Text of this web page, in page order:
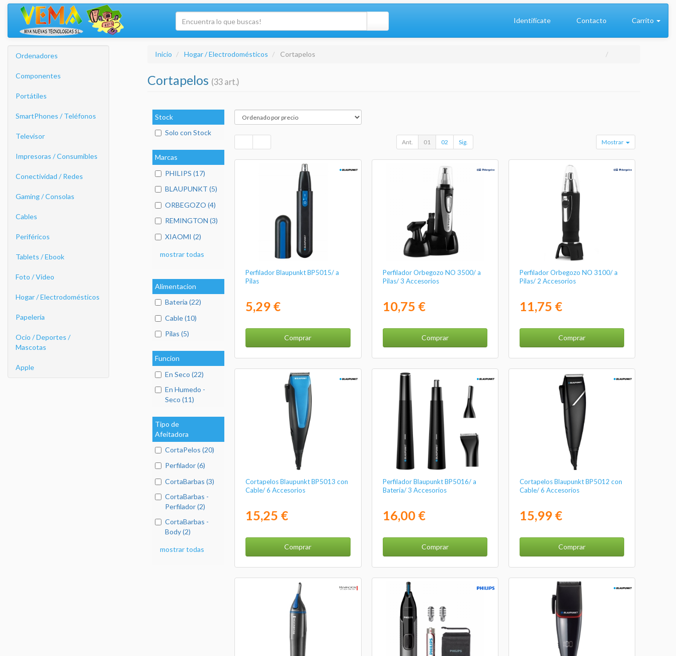
Identifícate Contacto Carrito
Ordenadores
Componentes
Portátiles
SmartPhones / Teléfonos
Televisor
Impresoras / Consumibles
Conectividad / Redes
Gaming / Consolas
Cables
Periféricos
Tablets / Ebook
Foto / Video
Hogar / Electrodomésticos
Papelería
Ocio / Deportes /
Mascotas
Apple
Inicio Hogar / Electrodomésticos Cortapelos
Cortapelos (33 art.)
Stock
Solo con Stock
Marcas
PHILIPS (17)
BLAUPUNKT (5)
ORBEGOZO (4)
REMINGTON (3)
XIAOMI (2)
mostrar todas
Alimentacion
Bateria (22)
Cable (10)
Pilas (5)
Funcion
En Seco (22)
En Humedo -
Seco (11)
Tipo de
Afeitadora
CortaPelos (20)
Perfilador (6)
CortaBarbas (3)
CortaBarbas -
Perfilador (2)
CortaBarbas -
Body (2)
mostrar todas
Ant. 01 02 Sig. Mostrar
Perfilador Blaupunkt BP5015/ a
Pilas
5,29 €
Comprar
Perfilador Orbegozo NO 3500/ a
Pilas/ 3 Accesorios
10,75 €
Comprar
Perfilador Orbegozo NO 3100/ a
Pilas/ 2 Accesorios
11,75 €
Comprar
Cortapelos Blaupunkt BP5013 con
Cable/ 6 Accesorios
15,25 €
Comprar
Perfilador Blaupunkt BP5016/ a
Batería/ 3 Accesorios
16,00 €
Comprar
Cortapelos Blaupunkt BP5012 con
Cable/ 6 Accesorios
15,99 €
Comprar